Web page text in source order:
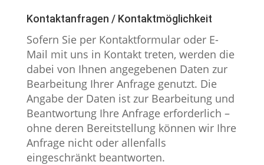
Kontaktanfragen / Kontaktmöglichkeit
Sofern Sie per Kontaktformular oder E-
Mail mit uns in Kontakt treten, werden die
dabei von Ihnen angegebenen Daten zur
Bearbeitung Ihrer Anfrage genutzt. Die
Angabe der Daten ist zur Bearbeitung und
Beantwortung Ihre Anfrage erforderlich –
ohne deren Bereitstellung können wir Ihre
Anfrage nicht oder allenfalls
eingeschränkt beantworten.